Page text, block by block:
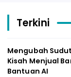
Terkini
Mengubah
Kisah Menjual
Bantuan AI